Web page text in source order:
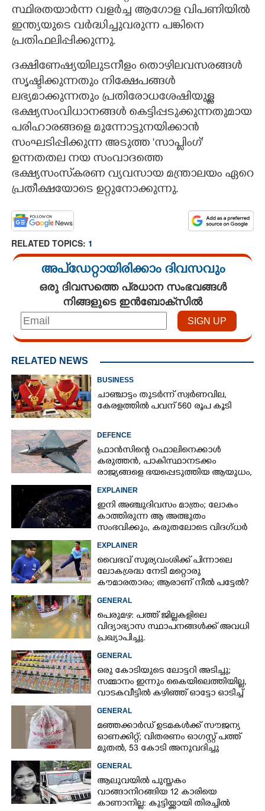
സ്ഥിരതയാർന്ന വളർച്ച ആഗോള വിപണിയിൽ
ഇന്ത്യയുടെ വർദ്ധിച്ചുവരുന്ന പങ്കിനെ
പ്രതിഫലിപ്പിക്കുന്നു.
ദക്ഷിണേഷ്യയിലുടനീളം തൊഴിലവസരങ്ങൾ
സൃഷ്ടിക്കുന്നതും നിക്ഷേപങ്ങൾ
ലഭ്യമാക്കുന്നതും പ്രതിരോധശേഷിയുള്ള
ഭക്ഷ്യസംവിധാനങ്ങൾ കെട്ടിപ്പടുക്കുന്നതുമായ
പരിഹാരങ്ങളെ മുന്നോട്ടുനയിക്കാൻ
സംഘടിപ്പിക്കുന്ന അടുത്ത 'സാപ്ലിംഗ്'
ഉന്നതതല നയ സംവാദത്തെ
ഭക്ഷ്യസംസ്‌കരണ വ്യവസായ മന്ത്രാലയം ഏറെ
പ്രതീക്ഷയോടെ ഉറ്റുനോക്കുന്നു.
RELATED TOPICS: 1
അപ്ഡേറ്റായിരിക്കാം ദിവസവും
ഒരു ദിവസത്തെ പ്രധാന സംഭവങ്ങൾ
നിങ്ങളുടെ ഇൻബോക്സിൽ
RELATED NEWS
BUSINESS
ചാഞ്ചാട്ടം തുടർന്ന് സ്വർണവില,
കേരളത്തിൽ പവന് 560 രൂപ കൂടി
DEFENCE
ഫ്രാൻസിന്റെ റഫാലിനെക്കാൾ
കരുത്തൻ,​ പാകിസ്ഥാനടക്കം
രാജ്യങ്ങളെ ഭയപ്പെടുത്തിയ ആയുധം,​
ഇന്ത്യ നിർമ്മിച്ച എണ്ണം 100ലേക്ക്
EXPLAINER
ഇനി അഞ്ചുദിവസം മാത്രം; ലോകം
കാത്തിരുന്ന ആ അത്ഭുതം
സംഭവിക്കും, കരുതലോടെ വിദഗ്ധർ
EXPLAINER
വൈഭവ് സൂര്യവംശിക്ക് പിന്നാലെ
ലോകശ്രദ്ധ നേടി മറ്റൊരു
കൗമാരതാരം; ആരാണ് നീൽ പട്ടേൽ?
GENERAL
പെരുമഴ: പത്ത് ജില്ലകളിലെ
വിദ്യാഭ്യാസ സ്ഥാപനങ്ങൾക്ക് അവധി
പ്രഖ്യാപിച്ചു.
GENERAL
ഒരു കോടിയുടെ ലോട്ടറി അടിച്ചു;
സമ്മാനം ഇന്നും കൈയിലെത്തിയില്ല,
വാടകവീട്ടിൽ കഴിഞ്ഞ് ഓട്ടോ ഓടിച്ച്
73കാരൻ
GENERAL
മഞ്ഞക്കാർഡ് ഉടമകൾക്ക് സൗജന്യ
ഓണക്കിറ്റ്; വിതരണം ഓഗസ്റ്റ് പത്ത്
മുതൽ, 53 കോടി അനുവദിച്ചു
GENERAL
ആലുവയിൽ പുസ്തകം
വാങ്ങാനിറങ്ങിയ 12 കാരിയെ
കാണാനില്ല: കുട്ടിയ്ക്കായി തിരച്ചിൽ